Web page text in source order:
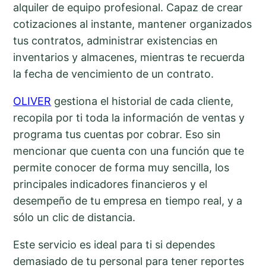
alquiler de equipo profesional. Capaz de crear
cotizaciones al instante, mantener organizados
tus contratos, administrar existencias en
inventarios y almacenes, mientras te recuerda
la fecha de vencimiento de un contrato.
OLIVER gestiona el historial de cada cliente,
recopila por ti toda la información de ventas y
programa tus cuentas por cobrar. Eso sin
mencionar que cuenta con una función que te
permite conocer de forma muy sencilla, los
principales indicadores financieros y el
desempeño de tu empresa en tiempo real, y a
sólo un clic de distancia.
Este servicio es ideal para ti si dependes
demasiado de tu personal para tener reportes